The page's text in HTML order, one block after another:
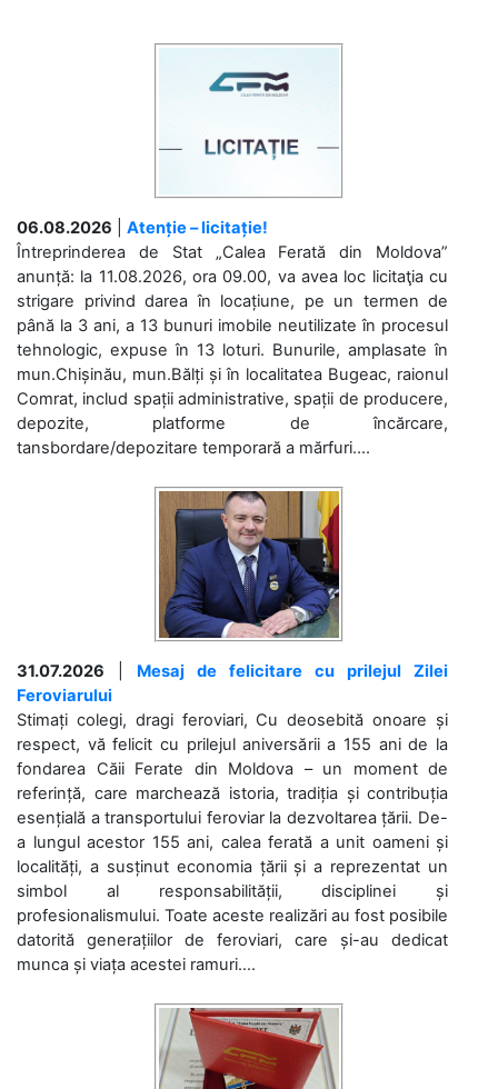
06.08.2026
Atenție – licitație!
Întreprinderea de Stat „Calea Ferată din Moldova”
anunță: la 11.08.2026, ora 09.00, va avea loc licitaţia cu
strigare privind darea în locațiune, pe un termen de
până la 3 ani, a 13 bunuri imobile neutilizate în procesul
tehnologic, expuse în 13 loturi. Bunurile, amplasate în
mun.Chișinău, mun.Bălți și în localitatea Bugeac, raionul
Comrat, includ spații administrative, spații de producere,
depozite, platforme de încărcare,
tansbordare/depozitare temporară a mărfuri....
31.07.2026
Mesaj de felicitare cu prilejul Zilei
Feroviarului
Stimați colegi, dragi feroviari, Cu deosebită onoare și
respect, vă felicit cu prilejul aniversării a 155 ani de la
fondarea Căii Ferate din Moldova – un moment de
referință, care marchează istoria, tradiția și contribuția
esențială a transportului feroviar la dezvoltarea țării. De-
a lungul acestor 155 ani, calea ferată a unit oameni și
localități, a susținut economia țării și a reprezentat un
simbol al responsabilității, disciplinei și
profesionalismului. Toate aceste realizări au fost posibile
datorită generațiilor de feroviari, care și-au dedicat
munca și viața acestei ramuri....